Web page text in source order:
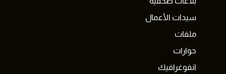
سيدات الأعمال
ملفات
حوارات
انفوغرافيك